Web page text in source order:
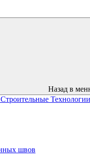
Назад в
швов